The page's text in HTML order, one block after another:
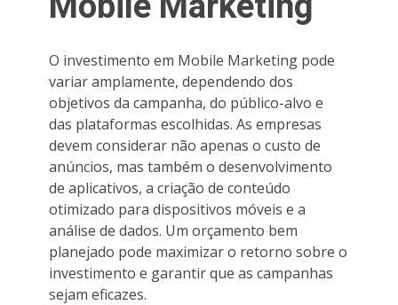
O investimento em Mobile Marketing pode
variar amplamente, dependendo dos
objetivos da campanha, do público-alvo e
das plataformas escolhidas. As empresas
devem considerar não apenas o custo de
anúncios, mas também o desenvolvimento
de aplicativos, a criação de conteúdo
otimizado para dispositivos móveis e a
análise de dados. Um orçamento bem
planejado pode maximizar o retorno sobre o
investimento e garantir que as campanhas
sejam eficazes.